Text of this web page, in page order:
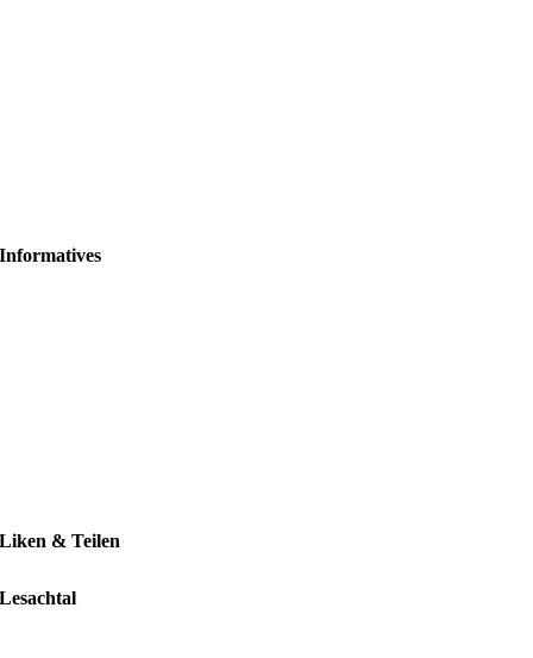
Informatives
Liken & Teilen
Lesachtal